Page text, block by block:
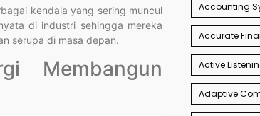
kendala yang sering muncul
di industri sehingga mereka
serupa di masa depan.
Membangun
Accounting
Accurate
Active
Adaptive